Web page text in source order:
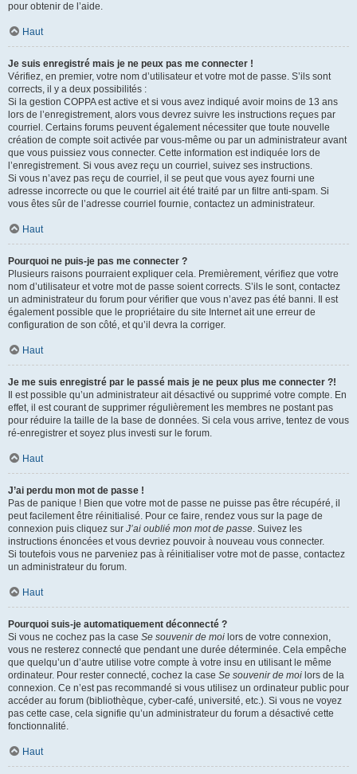
pour obtenir de l’aide.
Haut
Je suis enregistré mais je ne peux pas me connecter !
Vérifiez, en premier, votre nom d’utilisateur et votre mot de passe. S’ils sont
corrects, il y a deux possibilités :
Si la gestion COPPA est active et si vous avez indiqué avoir moins de 13 ans
lors de l’enregistrement, alors vous devrez suivre les instructions reçues par
courriel. Certains forums peuvent également nécessiter que toute nouvelle
création de compte soit activée par vous-même ou par un administrateur avant
que vous puissiez vous connecter. Cette information est indiquée lors de
l’enregistrement. Si vous avez reçu un courriel, suivez ses instructions.
Si vous n’avez pas reçu de courriel, il se peut que vous ayez fourni une
adresse incorrecte ou que le courriel ait été traité par un filtre anti-spam. Si
vous êtes sûr de l’adresse courriel fournie, contactez un administrateur.
Haut
Pourquoi ne puis-je pas me connecter ?
Plusieurs raisons pourraient expliquer cela. Premièrement, vérifiez que votre
nom d’utilisateur et votre mot de passe soient corrects. S’ils le sont, contactez
un administrateur du forum pour vérifier que vous n’avez pas été banni. Il est
également possible que le propriétaire du site Internet ait une erreur de
configuration de son côté, et qu’il devra la corriger.
Haut
Je me suis enregistré par le passé mais je ne peux plus me connecter ?!
Il est possible qu’un administrateur ait désactivé ou supprimé votre compte. En
effet, il est courant de supprimer régulièrement les membres ne postant pas
pour réduire la taille de la base de données. Si cela vous arrive, tentez de vous
ré-enregistrer et soyez plus investi sur le forum.
Haut
J’ai perdu mon mot de passe !
Pas de panique ! Bien que votre mot de passe ne puisse pas être récupéré, il
peut facilement être réinitialisé. Pour ce faire, rendez vous sur la page de
connexion puis cliquez sur J’ai oublié mon mot de passe. Suivez les
instructions énoncées et vous devriez pouvoir à nouveau vous connecter.
Si toutefois vous ne parveniez pas à réinitialiser votre mot de passe, contactez
un administrateur du forum.
Haut
Pourquoi suis-je automatiquement déconnecté ?
Si vous ne cochez pas la case Se souvenir de moi lors de votre connexion,
vous ne resterez connecté que pendant une durée déterminée. Cela empêche
que quelqu’un d’autre utilise votre compte à votre insu en utilisant le même
ordinateur. Pour rester connecté, cochez la case Se souvenir de moi lors de la
connexion. Ce n’est pas recommandé si vous utilisez un ordinateur public pour
accéder au forum (bibliothèque, cyber-café, université, etc.). Si vous ne voyez
pas cette case, cela signifie qu’un administrateur du forum a désactivé cette
fonctionnalité.
Haut